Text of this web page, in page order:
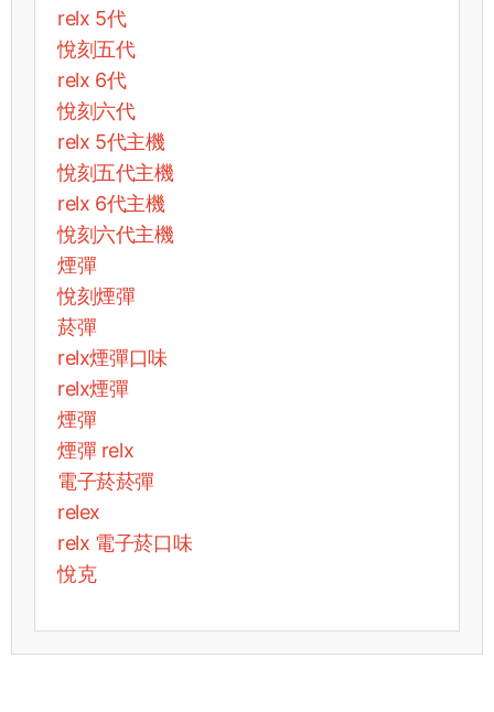
relx 5代
悅刻五代
relx 6代
悅刻六代
relx 5代主機
悅刻五代主機
relx 6代主機
悅刻六代主機
煙彈
悅刻煙彈
菸彈
relx煙彈口味
relx煙彈
煙彈
煙彈 relx
電子菸菸彈
relex
relx 電子菸口味
悅克